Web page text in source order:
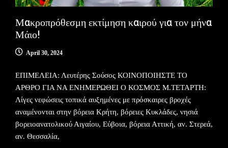
Μακροπρόθεσμη εκτίμηση καιρού για τον μήνα
Μάιο!
April 30, 2024
ΕΠΙΜΕΛΕΙΑ: Λευτέρης Σούσος ΚΟΙΝΟΠΟΙΗΣΤΕ ΤΟ
ΑΡΘΡΟ ΓΙΑ ΝΑ ΕΝΗΜΕΡΩΘΕΙ Ο ΚΟΣΜΟΣ Μ.ΤΕΤΑΡΤΗ:
Λίγες νεφώσεις τοπικά αυξημένες με πρόσκαιρες βροχές
αναμένονται στην βόρεια Κρήτη, βόρειες Κυκλάδες, νησιά
βορειοανατολικού Αιγαίου, Εύβοια, βόρεια Αττική, αν. Στερεά,
αν. Θεσσαλία,